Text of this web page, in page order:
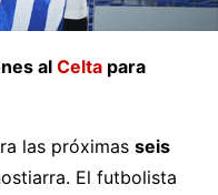
al Celta para
las próximas seis
El futbolista